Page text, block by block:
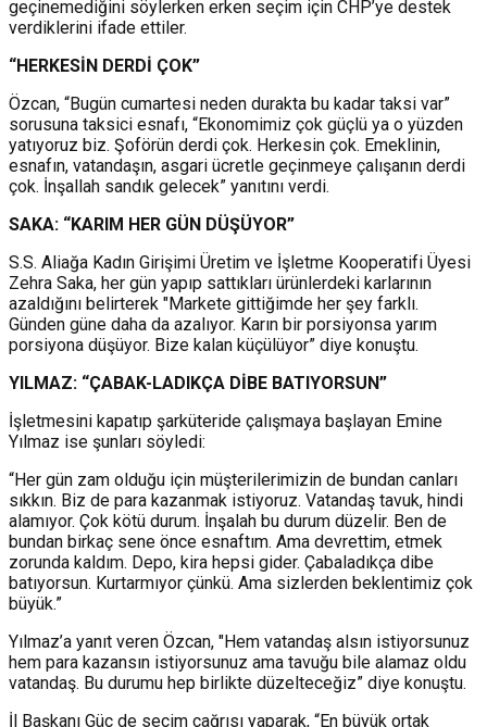
geçinemediğini söylerken erken seçim için CHP’ye destek
verdiklerini ifade ettiler.
“HERKESİN DERDİ ÇOK”
Özcan, “Bugün cumartesi neden durakta bu kadar taksi var”
sorusuna taksici esnafı, “Ekonomimiz çok güçlü ya o yüzden
yatıyoruz biz. Şoförün derdi çok. Herkesin çok. Emeklinin,
esnafın, vatandaşın, asgari ücretle geçinmeye çalışanın derdi
çok. İnşallah sandık gelecek” yanıtını verdi.
SAKA: “KARIM HER GÜN DÜŞÜYOR”
S.S. Aliağa Kadın Girişimi Üretim ve İşletme Kooperatifi Üyesi
Zehra Saka, her gün yapıp sattıkları ürünlerdeki karlarının
azaldığını belirterek "Markete gittiğimde her şey farklı.
Günden güne daha da azalıyor. Karın bir porsiyonsa yarım
porsiyona düşüyor. Bize kalan küçülüyor” diye konuştu.
YILMAZ: “ÇABAK-LADIKÇA DİBE BATIYORSUN”
İşletmesini kapatıp şarküteride çalışmaya başlayan Emine
Yılmaz ise şunları söyledi:
“Her gün zam olduğu için müşterilerimizin de bundan canları
sıkkın. Biz de para kazanmak istiyoruz. Vatandaş tavuk, hindi
alamıyor. Çok kötü durum. İnşalah bu durum düzelir. Ben de
bundan birkaç sene önce esnaftım. Ama devrettim, etmek
zorunda kaldım. Depo, kira hepsi gider. Çabaladıkça dibe
batıyorsun. Kurtarmıyor çünkü. Ama sizlerden beklentimiz çok
büyük.”
Yılmaz’a yanıt veren Özcan, "Hem vatandaş alsın istiyorsunuz
hem para kazansın istiyorsunuz ama tavuğu bile alamaz oldu
vatandaş. Bu durumu hep birlikte düzelteceğiz” diye konuştu.
İl Başkanı Güç de seçim çağrısı yaparak, “En büyük ortak